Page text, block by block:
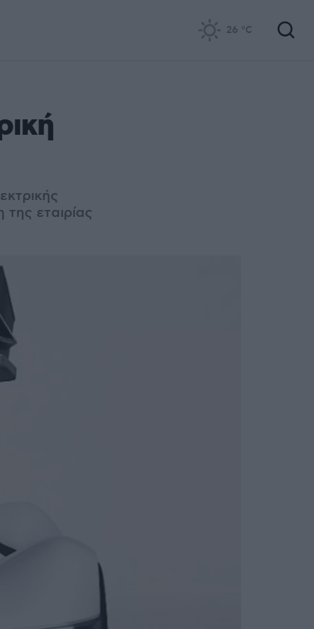
26 °C
εταιρίας